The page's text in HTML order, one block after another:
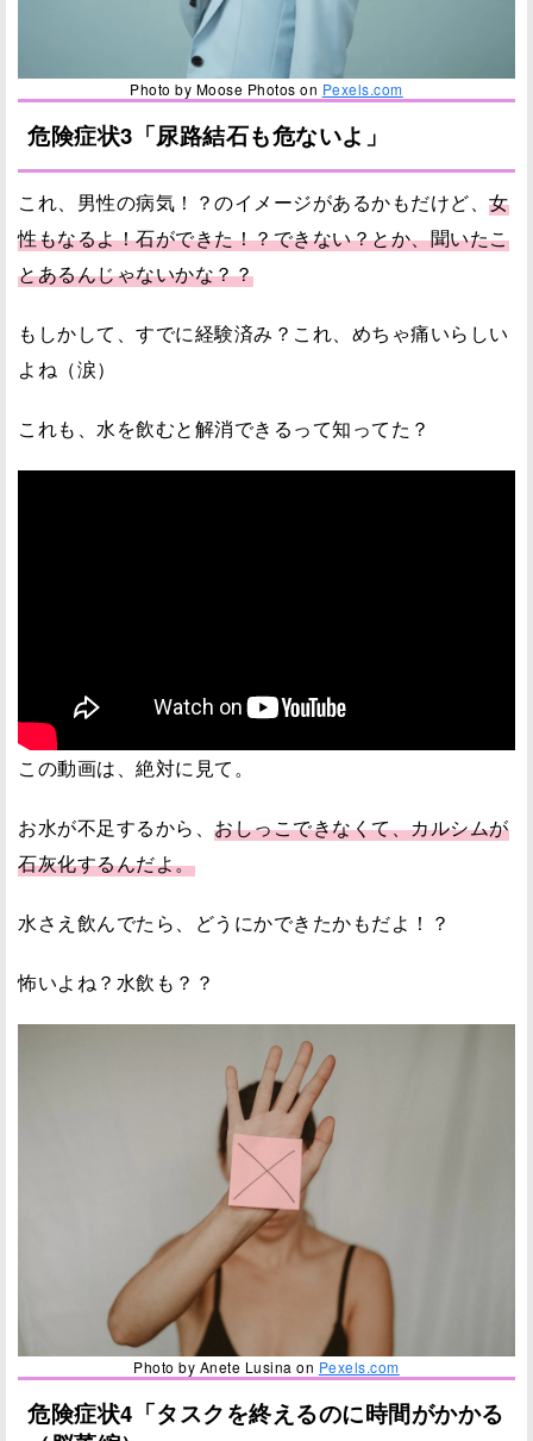
Photo by Moose Photos on Pexels.com
危険症状3「尿路結石も危ないよ」
これ、男性の病気！？のイメージがあるかもだけど、 女
性もなるよ！石ができた！？できない？とか、聞いたこ
とあるんじゃないかな？？
もしかして、すでに経験済み？これ、めちゃ痛いらしい
よね（涙）
これも、水を飲むと解消できるって知ってた？
この動画は、絶対に見て。
お水が不足するから、 おしっこできなくて、カルシムが
石灰化するんだよ。
水さえ飲んでたら、どうにかできたかもだよ！？
怖いよね？水飲も？？
Photo by Anete Lusina on Pexels.com
危険症状4「タスクを終えるのに時間がかかる